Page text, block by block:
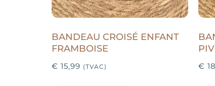
BANDEAU CROISÉ ENFANT
FRAMBOISE
€ 15,99 (TVAC) €